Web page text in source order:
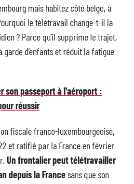
mais habitez côté belge, à
le télétravail change-t-il la
? Parce qu’il supprime le trajet,
d’enfants et réduit la fatigue
son passeport à l'aéroport :
réussir
fiscale franco-luxembourgeoise,
et ratifié par la France en février
Un frontalier peut télétravailler
depuis la Francesans que son